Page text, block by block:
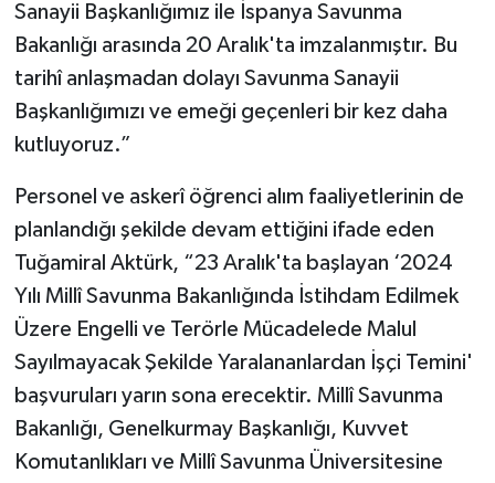
Sanayii Başkanlığımız ile İspanya Savunma
Bakanlığı arasında 20 Aralık'ta imzalanmıştır. Bu
tarihî anlaşmadan dolayı Savunma Sanayii
Başkanlığımızı ve emeği geçenleri bir kez daha
kutluyoruz.”
Personel ve askerî öğrenci alım faaliyetlerinin de
planlandığı şekilde devam ettiğini ifade eden
Tuğamiral Aktürk, “23 Aralık'ta başlayan ‘2024
Yılı Millî Savunma Bakanlığında İstihdam Edilmek
Üzere Engelli ve Terörle Mücadelede Malul
Sayılmayacak Şekilde Yaralananlardan İşçi Temini'
başvuruları yarın sona erecektir. Millî Savunma
Bakanlığı, Genelkurmay Başkanlığı, Kuvvet
Komutanlıkları ve Millî Savunma Üniversitesine